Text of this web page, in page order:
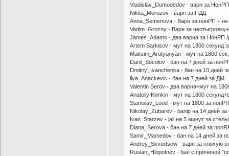
Vladislav_Domodedov - варн за
Nikita_Morozov - варн за ПДД
Anna_Semenova - Варн за нонРП + не
Vadim_Grozny - Варн за
James_Adams - два варна за НонРП
Artem Sarkisov - мут на 1800 секунд
Maksim_Arutyunyan - мут на 1800
Danil_Socolov - бан на 7 дней за
Dmitriy_Ivanchenka - бан на 10 дней
llya_Anackevic - бан на 7 дней за ДМ
Valentin Serov - два варна+мут на
Anatoliy Klimkin - мут на 1800
Stanislav_Lood - мут на 1800 за
Nikolay_Zubarev - banip на 14 дней
Ivan_Starzev - jail на 5 минут за
Diana_Serova - бан на 7 дней за
Samir_Mamedov - бан на 14 дней за
Andrey_Skvortsow - варн за плохую
Ruslan_Hlopotnev - бан с причиной